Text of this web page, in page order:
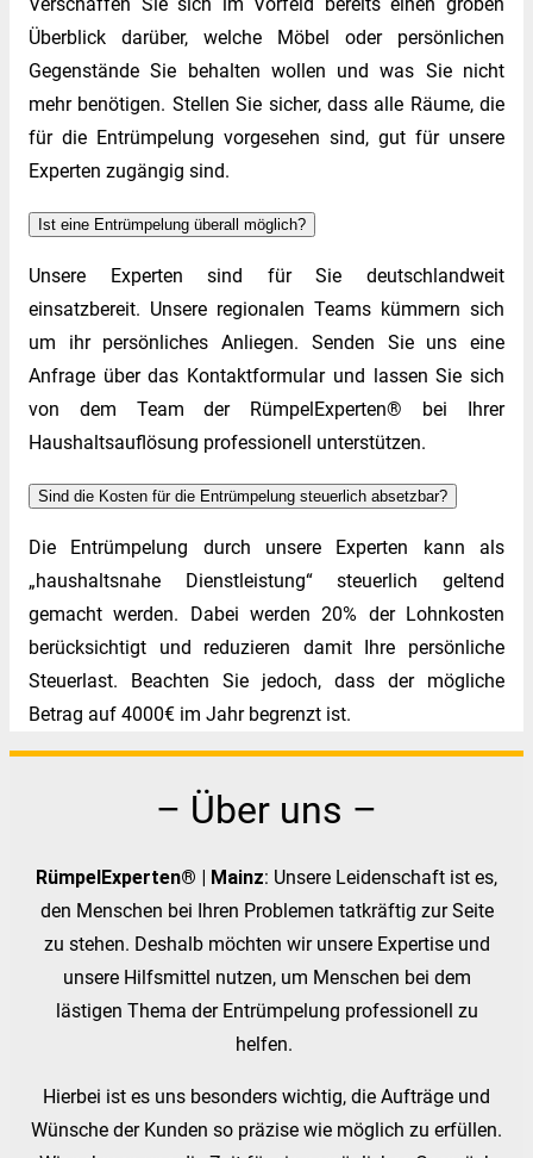
Überblick darüber, welche Möbel oder persönlichen
Gegenstände Sie behalten wollen und was Sie nicht
mehr benötigen. Stellen Sie sicher, dass alle Räume, die
für die Entrümpelung vorgesehen sind, gut für unsere
Experten zugängig sind.
Ist eine Entrümpelung überall möglich?
Unsere Experten sind für Sie deutschlandweit
einsatzbereit. Unsere regionalen Teams kümmern sich
um ihr persönliches Anliegen. Senden Sie uns eine
Anfrage über das Kontaktformular und lassen Sie sich
von dem Team der RümpelExperten® bei Ihrer
Haushaltsauflösung professionell unterstützen.
Sind die Kosten für die Entrümpelung steuerlich absetzbar?
Die Entrümpelung durch unsere Experten kann als
„haushaltsnahe Dienstleistung“ steuerlich geltend
gemacht werden. Dabei werden 20% der Lohnkosten
berücksichtigt und reduzieren damit Ihre persönliche
Steuerlast. Beachten Sie jedoch, dass der mögliche
Betrag auf 4000€ im Jahr begrenzt ist.
– Über uns –
RümpelExperten® | Mainz: Unsere Leidenschaft ist es,
den Menschen bei Ihren Problemen tatkräftig zur Seite
zu stehen. Deshalb möchten wir unsere Expertise und
unsere Hilfsmittel nutzen, um Menschen bei dem
lästigen Thema der Entrümpelung professionell zu
helfen.
Hierbei ist es uns besonders wichtig, die Aufträge und
Wünsche der Kunden so präzise wie möglich zu erfüllen.